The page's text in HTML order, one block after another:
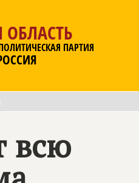
ОБЛАСТЬ
ПАРТИЯ
всю